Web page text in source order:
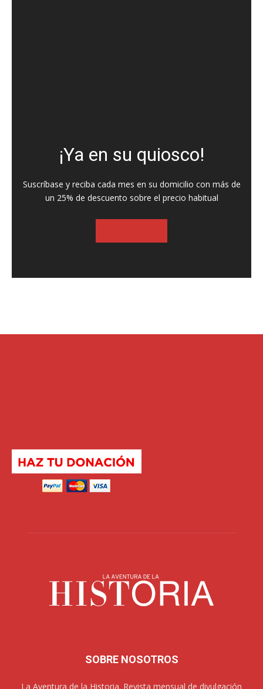
¡Ya en su quiosco!
Suscríbase y reciba cada mes en su domicilio con más de
un 25% de descuento sobre el precio habitual
SOBRE NOSOTROS
La Aventura de la Historia. Revista mensual de divulgación